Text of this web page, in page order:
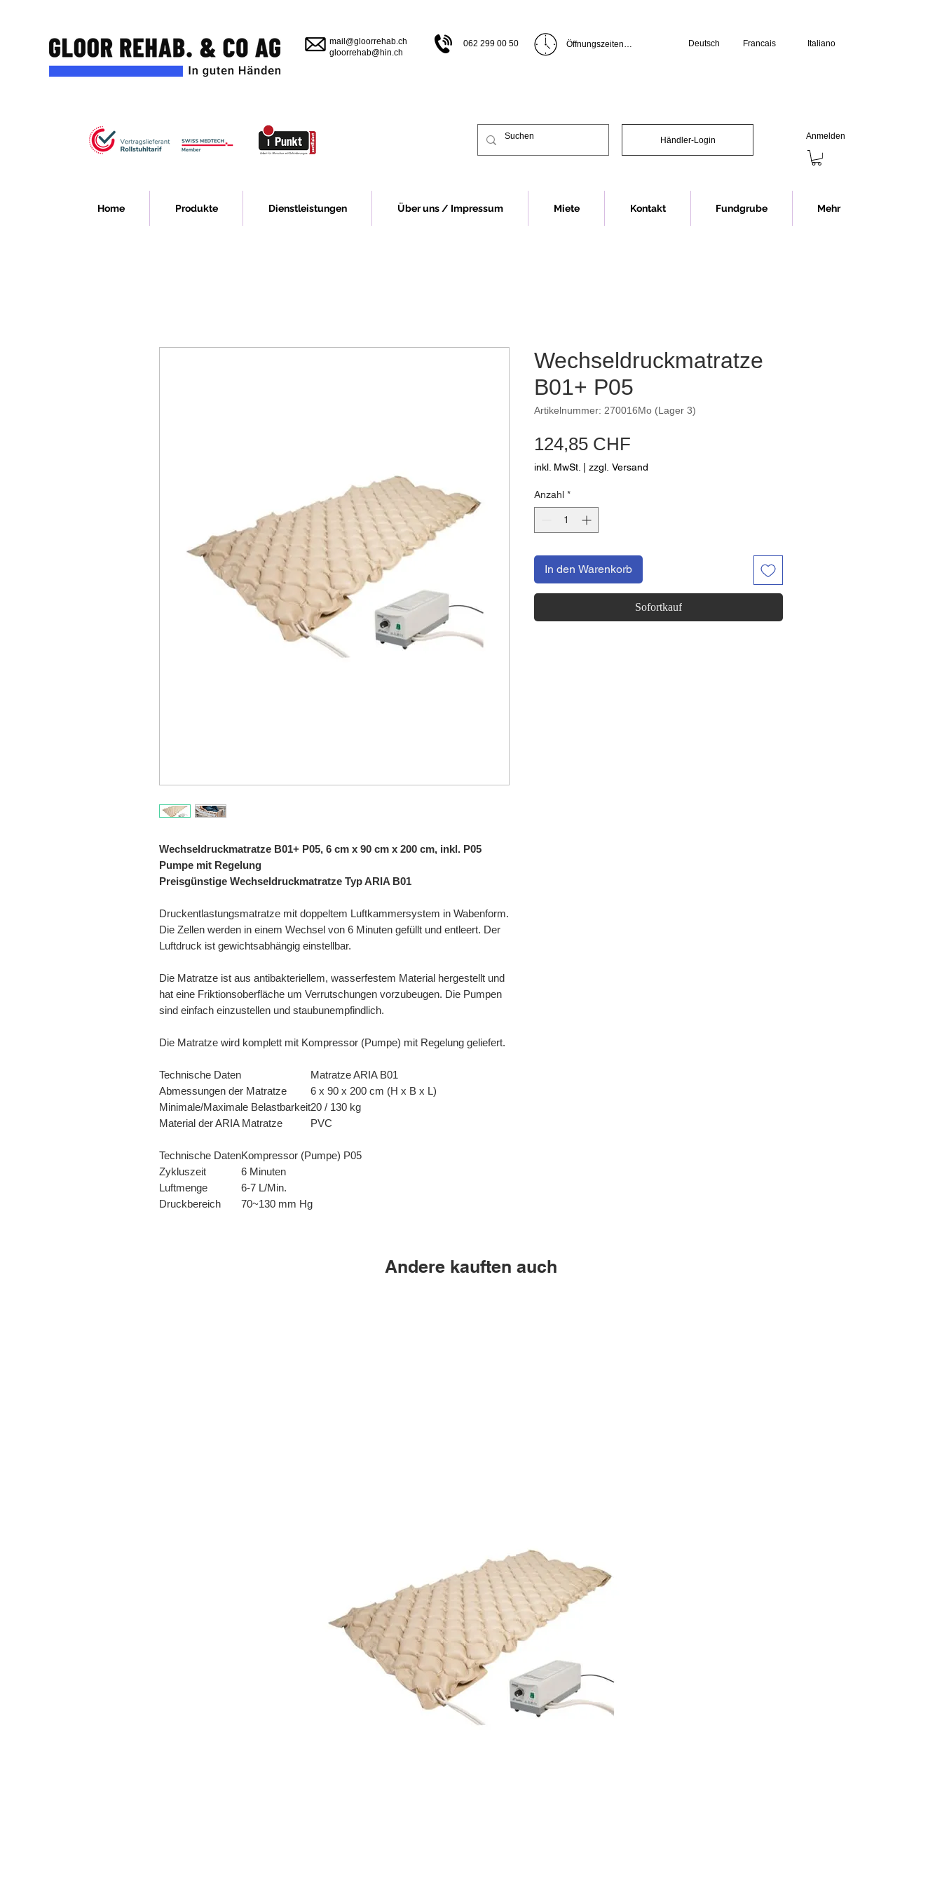
mail@gloorrehab.ch
gloorrehab@hin.ch
062 299 00 50
Öffnungszeiten
Öffnungszeiten Showroom (Anmeldung erforderlich):
Montag 13.00 bis 16.30 Uhr
Vor Feiertagen schliessen wir jeweils eine Stunde
Deutsch Francais Italiano
Händler-Login Anmelden
Home Produkte Dienstleistungen Über uns / Impressum Miete Kontakt Fundgrube Mehr
Wechseldruckmatratze B01+ P05, 6 cm x 90 cm x 200 cm, inkl. P05
Pumpe mit Regelung
Preisgünstige Wechseldruckmatratze Typ ARIA B01
Druckentlastungsmatratze mit doppeltem Luft­kam­mer­system in Wabenform.
Die Zellen werden in einem Wech­sel von 6 Minuten gefüllt und entleert. Der
Luft­druck ist gewichts­abhängig ein­stell­bar.
Die Matratze ist aus antibakteriellem, wasser­festem Material hergestellt und
hat eine Friktions­oberfläche um Verrutschungen vorzubeugen. Die Pumpen
sind einfach einzustellen und staub­unempfindlich.
Die Matratze wird komplett mit Kompressor (Pumpe) mit Regelung geliefert.
Technische Daten
Matratze ARIA B01
Abmessungen der Matratze
6 x 90 x 200 cm (H x B x L)
Minimale/Maximale Belastbarkeit20 / 130 kg
Material der ARIA Matratze
PVC
Technische DatenKompressor (Pumpe) P05
Zykluszeit
6 Minuten
Luftmenge
6-7 L/Min.
Druckbereich
70~130 mm Hg
Wechseldruckmatratze
B01+ P05
Artikelnummer: 270016Mo (Lager 3)
124,85 CHF
inkl. MwSt. zzgl. Versand
Anzahl *
In den Warenkorb
Sofortkauf
Andere kauften auch